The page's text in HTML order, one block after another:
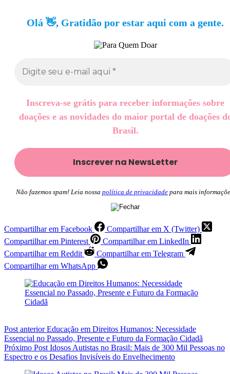
Olá 👋, Gratidão por estar aqui com a gente.
Inscreva-se grátis para receber informações sobre
doações e as novidades do maior portal de doações
Brasil.
Não fazemos spam! Leia nossa política de privacidade para mais
Compartilhar em Facebook
Compartilhar em X (Twitter)
Compartilhar em Pinterest
Compartilhar em LinkedIn
Compartilhar em Reddit
Compartilhar em Telegram
Compartilhar em WhatsApp
Post anteriorEducação em Direitos Humanos: Necessidade
Essencial no Passado, Presente e Futuro da Formação Cidadã
Próximo Post Idosos Autistas no Brasil: Mais de 300 Mil Pessoas no
Espectro e os Desafios Invisíveis do Envelhecimento